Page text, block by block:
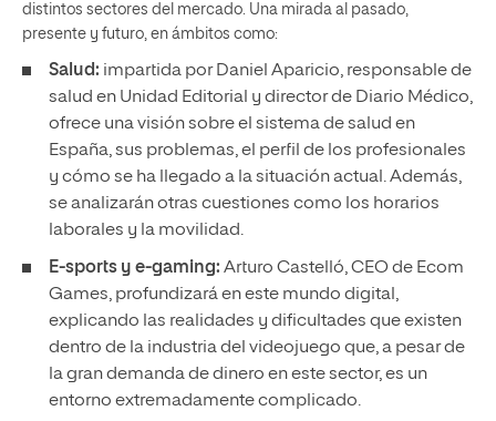
distintos sectores del mercado. Una mirada al pasado,
presente y futuro, en ámbitos como:
Salud: impartida por Daniel Aparicio, responsable de
salud en Unidad Editorial y director de Diario Médico,
ofrece una visión sobre el sistema de salud en
España, sus problemas, el perfil de los profesionales
y cómo se ha llegado a la situación actual. Además,
se analizarán otras cuestiones como los horarios
laborales y la movilidad.
E-sports y e-gaming: Arturo Castelló, CEO de Ecom
Games, profundizará en este mundo digital,
explicando las realidades y dificultades que existen
dentro de la industria del videojuego que, a pesar de
la gran demanda de dinero en este sector, es un
entorno extremadamente complicado.